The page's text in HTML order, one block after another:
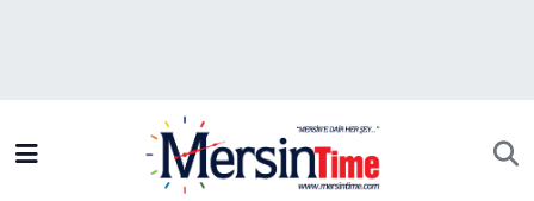
Bilim-Teknoloji
Trafik Durumu